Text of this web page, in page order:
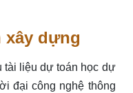
xây dựng
tài liệu dự toán học dự
đại công nghệ thông